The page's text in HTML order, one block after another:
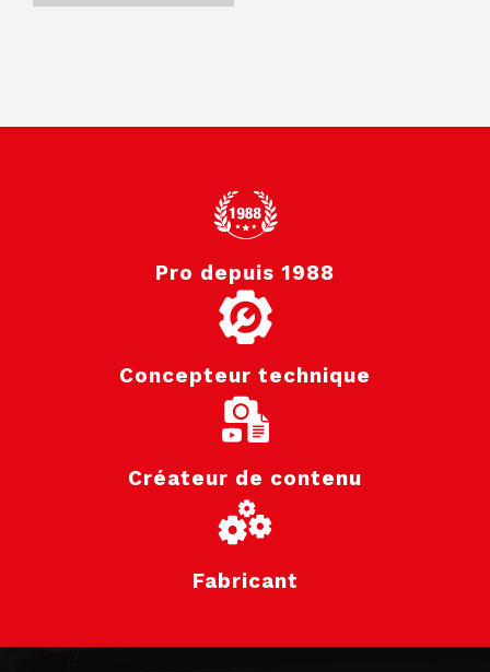
Pro depuis 1988
Concepteur technique
Créateur de contenu
Fabricant